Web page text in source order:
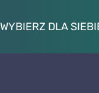
WYBIERZ DLA